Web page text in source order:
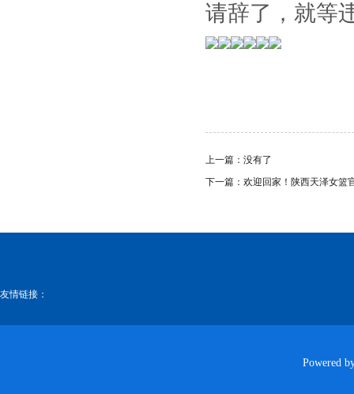
请辞了，就等
上一篇：没有了
下一篇： 欢迎回家！陕西天泽女篮
友情链接：
Powered